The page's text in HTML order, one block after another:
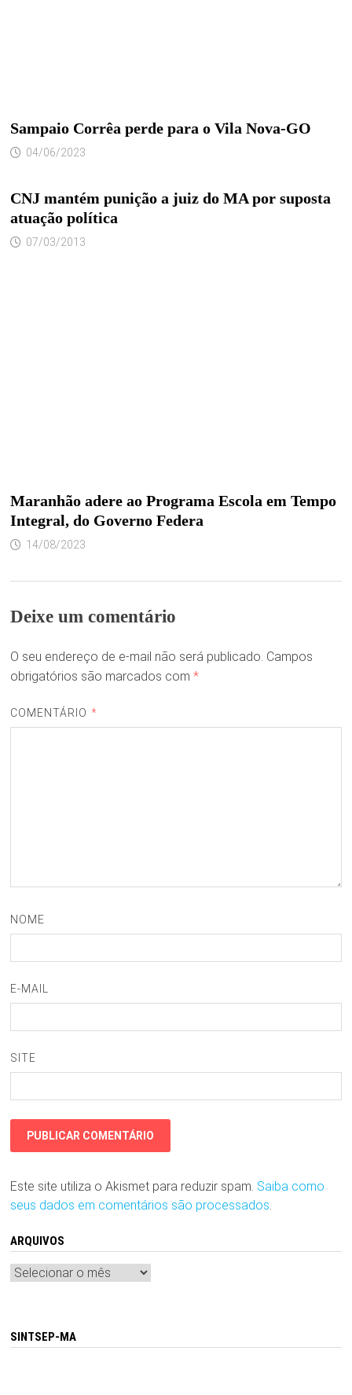
Sampaio Corrêa perde para o Vila Nova-GO
04/06/2023
CNJ mantém punição a juiz do MA por suposta
atuação política
07/03/2013
Maranhão adere ao Programa Escola em Tempo
Integral, do Governo Federa
14/08/2023
Deixe um comentário
O seu endereço de e-mail não será publicado. Campos
obrigatórios são marcados com *
COMENTÁRIO *
NOME
E-MAIL
SITE
Este site utiliza o Akismet para reduzir spam. Saiba como
seus dados em comentários são processados.
ARQUIVOS
Arquivos
SINTSEP-MA